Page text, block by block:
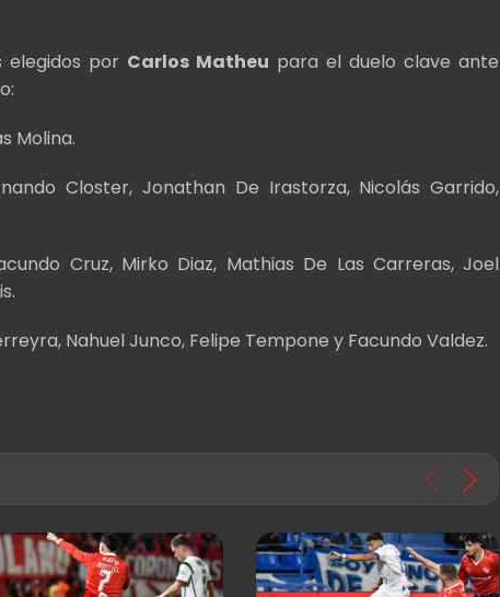
elegidos por Carlos Matheu para el duelo clave ante
Molina.
Closter, Jonathan De Irastorza, Nicolás Garrido,
Cruz, Mirko Diaz, Mathias De Las Carreras, Joel
Nahuel Junco, Felipe Tempone y Facundo Valdez.